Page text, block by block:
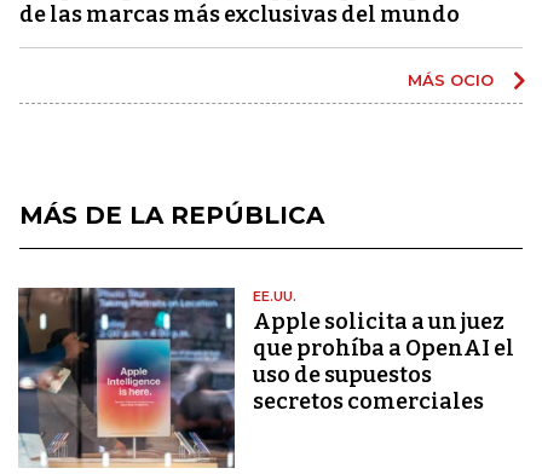
de las marcas más exclusivas del mundo
MÁS OCIO
MÁS DE LA REPÚBLICA
EE.UU.
Apple solicita a un juez
que prohíba a OpenAI el
uso de supuestos
secretos comerciales